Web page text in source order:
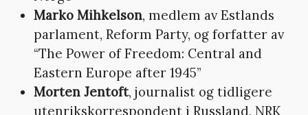
Marko Mihkelson, medlem av Estlands
parlament, Reform Party, og forfatter av
“The Power of Freedom: Central and
Eastern Europe after 1945”
Morten Jentoft, journalist og tidligere
utenrikskorrespondent i Russland, NRK